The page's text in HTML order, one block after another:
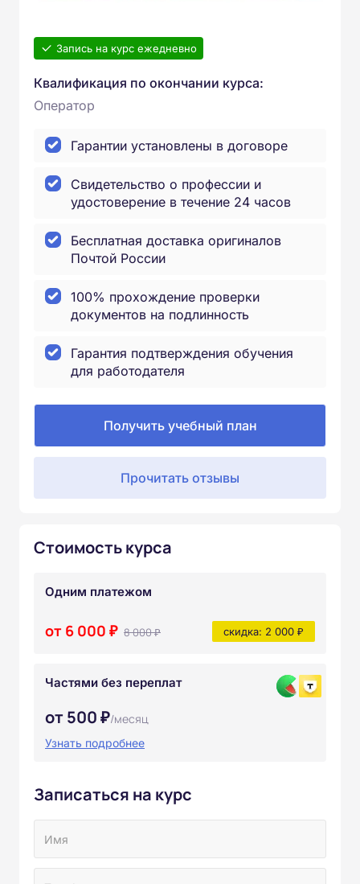
Запись на курс ежедневно
Квалификация по окончании курса:
Оператор
Гарантии установлены в договоре
Свидетельство о профессии и
удостоверение в течение 24 часов
Бесплатная доставка оригиналов
Почтой России
100% прохождение проверки
документов на подлинность
Гарантия подтверждения обучения
для работодателя
Получить учебный план
Прочитать отзывы
Стоимость курса
Одним платежом
от 6 000 ₽ 8 000 ₽ скидка: 2 000 ₽
Частями без переплат
от 500 ₽/месяц
Узнать подробнее
Записаться на курс